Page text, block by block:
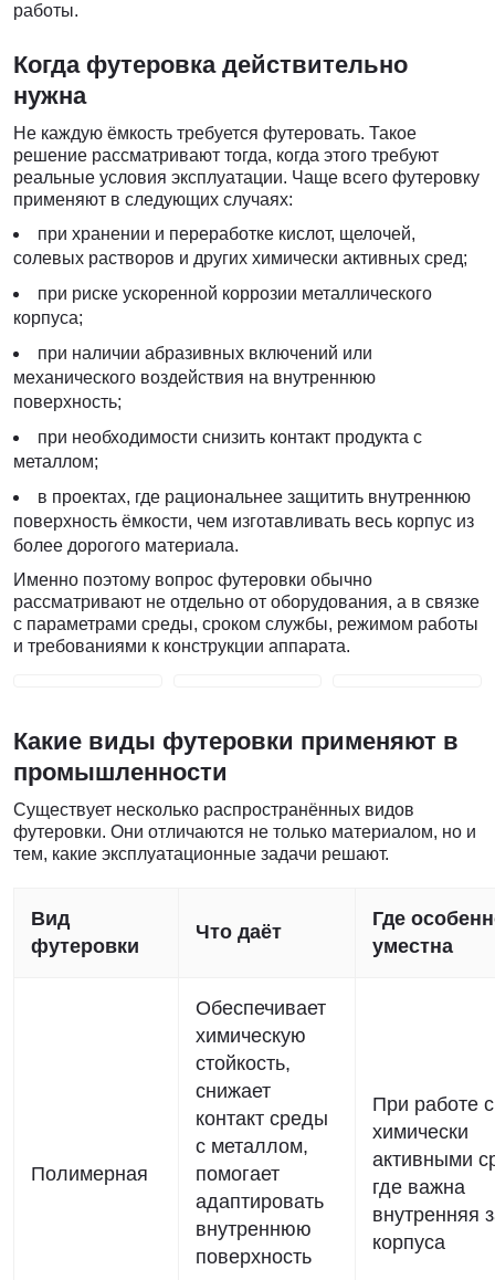
работы.
Когда футеровка действительно
нужна
Не каждую ёмкость требуется футеровать. Такое
решение рассматривают тогда, когда этого требуют
реальные условия эксплуатации. Чаще всего футеровку
применяют в следующих случаях:
при хранении и переработке кислот, щелочей,
солевых растворов и других химически активных сред;
при риске ускоренной коррозии металлического
корпуса;
при наличии абразивных включений или
механического воздействия на внутреннюю
поверхность;
при необходимости снизить контакт продукта с
металлом;
в проектах, где рациональнее защитить внутреннюю
поверхность ёмкости, чем изготавливать весь корпус из
более дорогого материала.
Именно поэтому вопрос футеровки обычно
рассматривают не отдельно от оборудования, а в связке
с параметрами среды, сроком службы, режимом работы
и требованиями к конструкции аппарата.
Какие виды футеровки применяют в
промышленности
Существует несколько распространённых видов
футеровки. Они отличаются не только материалом, но и
тем, какие эксплуатационные задачи решают.
Вид
футеровки
Что даёт
Где
уместна
Полимерная
Обеспечивает
химическую
стойкость,
снижает
контакт среды
с металлом,
помогает
адаптировать
внутреннюю
поверхность
При работе с
химически
активными
где важна
внутренняя
корпуса